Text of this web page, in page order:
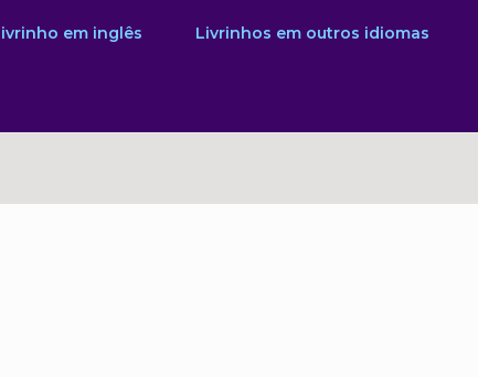
em inglês Livrinhos em outros idiomas